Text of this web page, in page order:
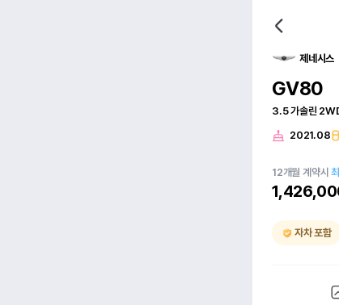
제네시스
GV80
3.5 가솔린
2021.08
12개월 계약시
자차 포함